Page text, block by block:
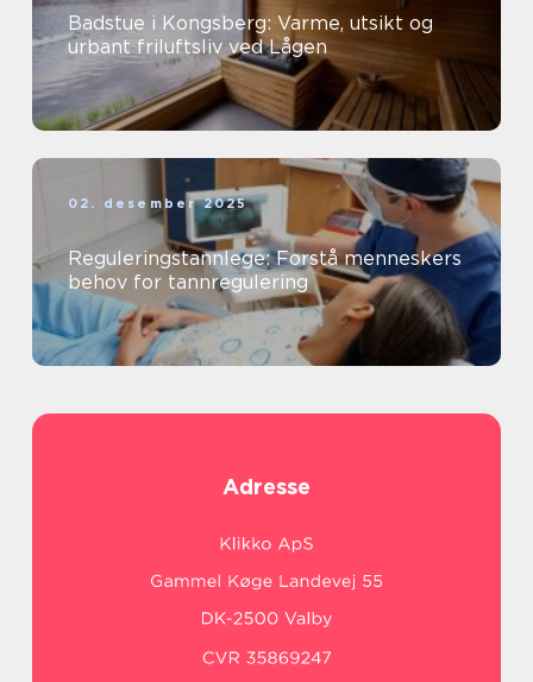
Badstue i Kongsberg: Varme, utsikt og
urbant friluftsliv ved Lågen
02. desember 2025
Reguleringstannlege: Forstå menneskers
behov for tannregulering
Adresse